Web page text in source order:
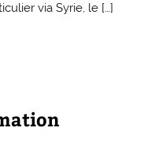
via Syrie, le […]